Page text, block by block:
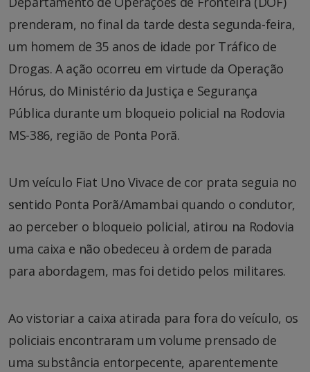
prenderam, no final da tarde desta segunda-feira,
um homem de 35 anos de idade por Tráfico de
Drogas. A ação ocorreu em virtude da Operação
Hórus, do Ministério da Justiça e Segurança
Pública durante um bloqueio policial na Rodovia
MS-386, região de Ponta Porã.
Um veículo Fiat Uno Vivace de cor prata seguia no
sentido Ponta Porã/Amambai quando o condutor,
ao perceber o bloqueio policial, atirou na Rodovia
uma caixa e não obedeceu à ordem de parada
para abordagem, mas foi detido pelos militares.
Ao vistoriar a caixa atirada para fora do veículo, os
policiais encontraram um volume prensado de
uma substância entorpecente, aparentemente